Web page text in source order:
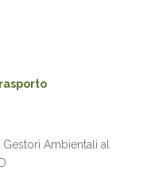
Gestori Ambientali al